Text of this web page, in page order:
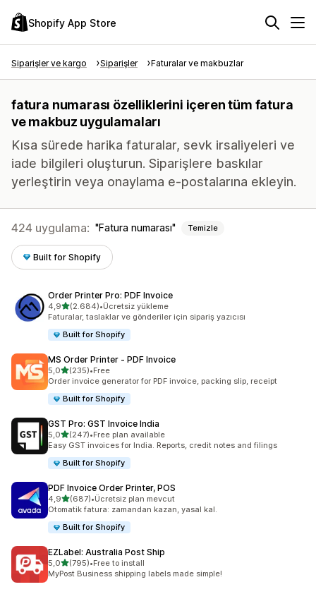
Shopify App Store
Siparişler ve kargo Siparişler Faturalar ve makbuzlar
fatura numarası özelliklerini içeren tüm fatura
ve makbuz uygulamaları
Kısa sürede harika faturalar, sevk irsaliyeleri ve
iade bilgileri oluşturun. Siparişlere baskılar
yerleştirin veya onaylama e-postalarına ekleyin.
424 uygulama: Fatura numarası Temizle
Built for Shopify
Order Printer Pro: PDF Invoice
4,95 yıldız üzerinden
(2.684)
toplam 2684 değerlendirme
•Ücretsiz yükleme
Faturalar, taslaklar ve gönderiler için sipariş yazıcısı
Built for Shopify
MS Order Printer ‑ PDF Invoice
5,05 yıldız üzerinden
(235)
toplam 235 değerlendirme
•Free
Order invoice generator for PDF invoice, packing slip, receipt
Built for Shopify
GST Pro: GST Invoice India
5,05 yıldız üzerinden
(247)
toplam 247 değerlendirme
•Free plan available
Easy GST invoices for India. Reports, credit notes and filings
Built for Shopify
PDF Invoice Order Printer, POS
4,95 yıldız üzerinden
(687)
toplam 687 değerlendirme
•Ücretsiz plan mevcut
Otomatik fatura: zamandan kazan, yasal kal.
Built for Shopify
EZLabel: Australia Post Ship
5,05 yıldız üzerinden
(795)
toplam 795 değerlendirme
•Free to install
MyPost Business shipping labels made simple!